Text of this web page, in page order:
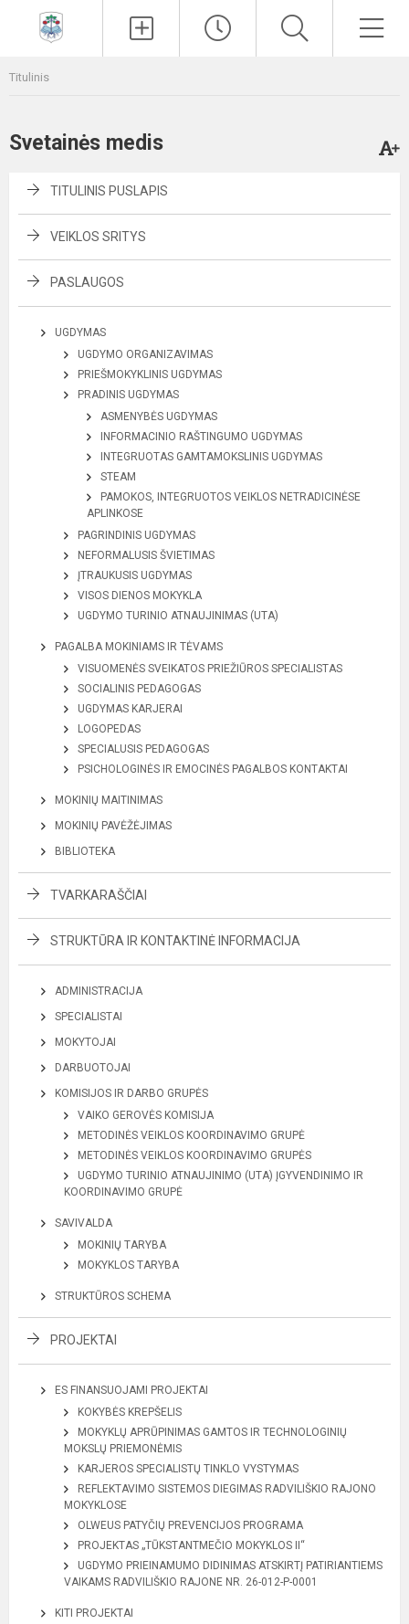
Titulinis
Svetainės medis
TITULINIS PUSLAPIS
VEIKLOS SRITYS
PASLAUGOS
UGDYMAS
UGDYMO ORGANIZAVIMAS
PRIEŠMOKYKLINIS UGDYMAS
PRADINIS UGDYMAS
ASMENYBĖS UGDYMAS
INFORMACINIO RAŠTINGUMO UGDYMAS
INTEGRUOTAS GAMTAMOKSLINIS UGDYMAS
STEAM
PAMOKOS, INTEGRUOTOS VEIKLOS NETRADICINĖSE
APLINKOSE
PAGRINDINIS UGDYMAS
NEFORMALUSIS ŠVIETIMAS
ĮTRAUKUSIS UGDYMAS
VISOS DIENOS MOKYKLA
UGDYMO TURINIO ATNAUJINIMAS (UTA)
PAGALBA MOKINIAMS IR TĖVAMS
VISUOMENĖS SVEIKATOS PRIEŽIŪROS SPECIALISTAS
SOCIALINIS PEDAGOGAS
UGDYMAS KARJERAI
LOGOPEDAS
SPECIALUSIS PEDAGOGAS
PSICHOLOGINĖS IR EMOCINĖS PAGALBOS KONTAKTAI
MOKINIŲ MAITINIMAS
MOKINIŲ PAVĖŽĖJIMAS
BIBLIOTEKA
TVARKARAŠČIAI
STRUKTŪRA IR KONTAKTINĖ INFORMACIJA
ADMINISTRACIJA
SPECIALISTAI
MOKYTOJAI
DARBUOTOJAI
KOMISIJOS IR DARBO GRUPĖS
VAIKO GEROVĖS KOMISIJA
METODINĖS VEIKLOS KOORDINAVIMO GRUPĖ
METODINĖS VEIKLOS KOORDINAVIMO GRUPĖS
UGDYMO TURINIO ATNAUJINIMO (UTA) ĮGYVENDINIMO IR
KOORDINAVIMO GRUPĖ
SAVIVALDA
MOKINIŲ TARYBA
MOKYKLOS TARYBA
STRUKTŪROS SCHEMA
PROJEKTAI
ES FINANSUOJAMI PROJEKTAI
KOKYBĖS KREPŠELIS
MOKYKLŲ APRŪPINIMAS GAMTOS IR TECHNOLOGINIŲ
MOKSLŲ PRIEMONĖMIS
KARJEROS SPECIALISTŲ TINKLO VYSTYMAS
REFLEKTAVIMO SISTEMOS DIEGIMAS RADVILIŠKIO RAJONO
MOKYKLOSE
OLWEUS PATYČIŲ PREVENCIJOS PROGRAMA
PROJEKTAS „TŪKSTANTMEČIO MOKYKLOS II“
UGDYMO PRIEINAMUMO DIDINIMAS ATSKIRTĮ PATIRIANTIEMS
VAIKAMS RADVILIŠKIO RAJONE NR. 26-012-P-0001
KITI PROJEKTAI